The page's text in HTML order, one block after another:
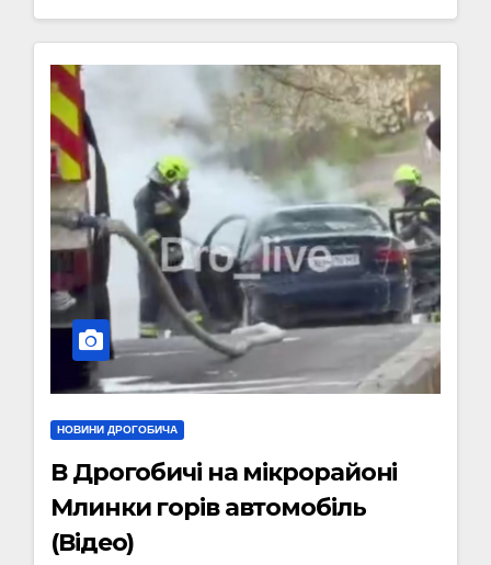
НОВИНИ ДРОГОБИЧА
В Дрогобичі на мікрорайоні
Млинки горів автомобіль
(Відео)